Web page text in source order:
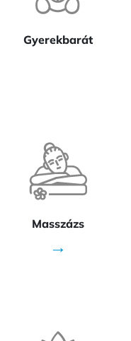
Gyerekbarát
Masszázs
→